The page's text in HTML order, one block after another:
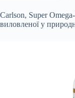
Carlson, Super
виловленої у